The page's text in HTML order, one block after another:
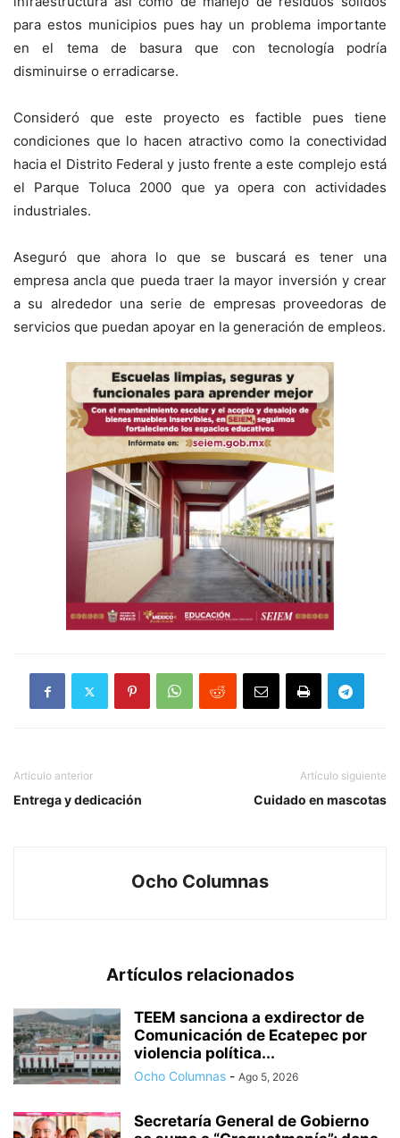
para estos municipios pues hay un problema importante
en el tema de basura que con tecnología podría
disminuirse o erradicarse.
Consideró que este proyecto es factible pues tiene
condiciones que lo hacen atractivo como la conectividad
hacia el Distrito Federal y justo frente a este complejo está
el Parque Toluca 2000 que ya opera con actividades
industriales.
Aseguró que ahora lo que se buscará es tener una
empresa ancla que pueda traer la mayor inversión y crear
a su alrededor una serie de empresas proveedoras de
servicios que puedan apoyar en la generación de empleos.
Artículo anterior
Entrega y dedicación
Artículo siguiente
Cuidado en mascotas
Ocho Columnas
Artículos relacionados
TEEM sanciona a exdirector de
Comunicación de Ecatepec por
violencia política...
Ocho Columnas - Ago 5, 2026
Secretaría General de Gobierno